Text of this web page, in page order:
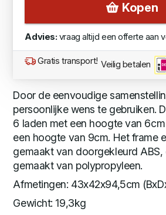
Kopen
Advies: vraag altijd een offerte aan
Gratis transport! Veilig betalen
Door de eenvoudige
persoonlijke wens te gebruiken.
6 laden met een hoogte van
een hoogte van 9cm. Het frame
gemaakt van doorgekleurd ABS,
gemaakt van polypropyleen.
Afmetingen: 43x42x94,5cm
Gewicht: 19,3kg